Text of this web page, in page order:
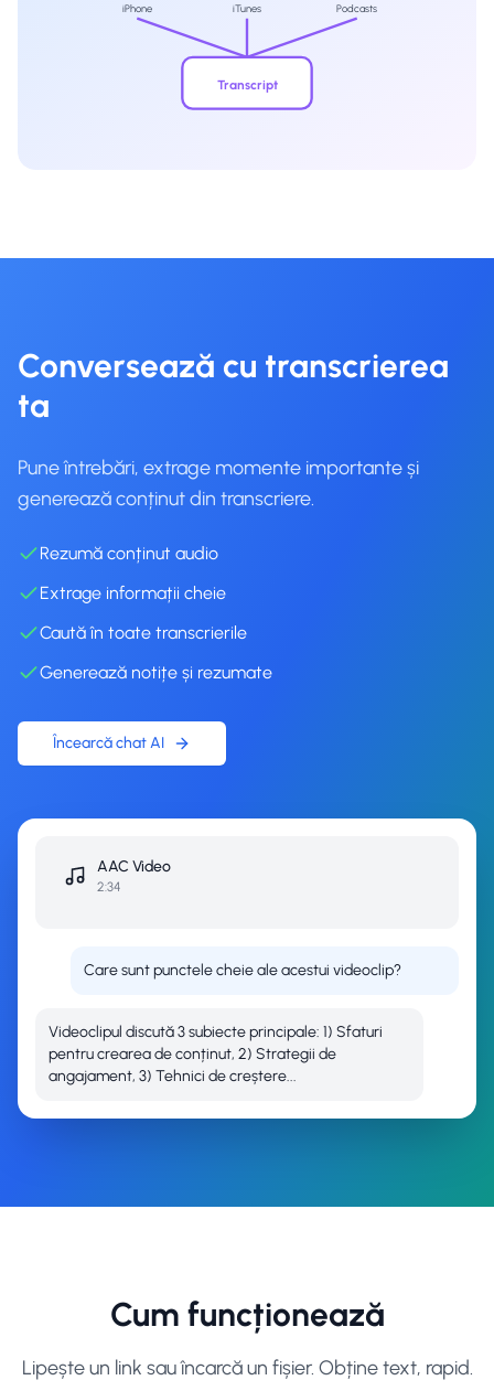
iPhone iTunes Podcasts
Transcript
Conversează cu transcrierea
ta
Pune întrebări, extrage momente importante și
generează conținut din transcriere.
Rezumă conținut audio
Extrage informații cheie
Caută în toate transcrierile
Generează notițe și rezumate
Încearcă chat AI
AAC Video
2:34
Care sunt punctele cheie ale acestui videoclip?
Videoclipul discută 3 subiecte principale: 1) Sfaturi
pentru crearea de conținut, 2) Strategii de
angajament, 3) Tehnici de creștere...
Cum funcționează
Lipește un link sau încarcă un fișier. Obține text, rapid.